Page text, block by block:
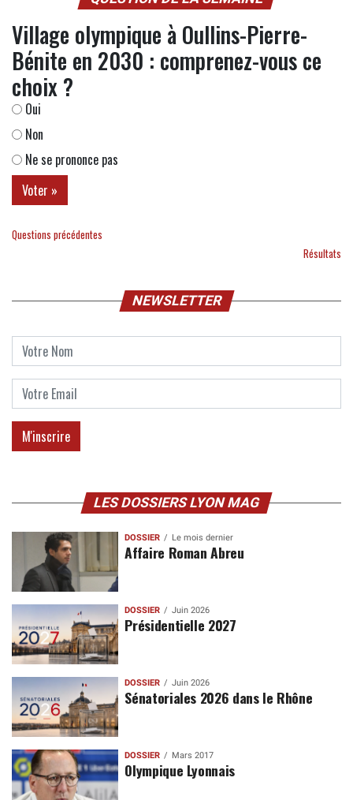
Village olympique à Oullins-Pierre-
Bénite en 2030 : comprenez-vous ce
choix ?
Oui
Non
Ne se prononce pas
Questions précédentes
Résultats
NEWSLETTER
LES DOSSIERS LYON MAG
DOSSIER Le mois dernier
Affaire Roman Abreu
DOSSIER Juin 2026
Présidentielle 2027
DOSSIER Juin 2026
Sénatoriales 2026 dans le Rhône
DOSSIER Mars 2017
Olympique Lyonnais